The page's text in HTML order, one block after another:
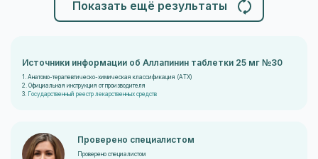
Показать ещё результаты
Источники информации об Аллапинин таблетки 25 мг №30
1. Анатомо-терапевтическо-химическая классификация (ATX)
2. Официальная инструкция от производителя
3.
Государственный реестр лекарственных средств
Проверено специалистом
Проверено специалистом